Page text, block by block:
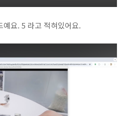
요. 5 라고 적혀있어요.